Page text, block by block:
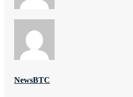
NewsBTC